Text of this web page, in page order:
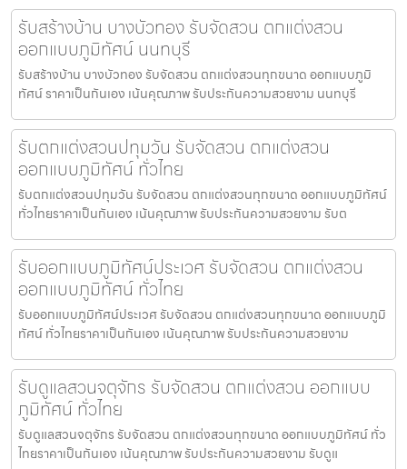
รับสร้างบ้าน บางบัวทอง รับจัดสวน ตกแต่งสวน
ออกแบบภูมิทัศน์ นนทบุรี
รับสร้างบ้าน บางบัวทอง รับจัดสวน ตกแต่งสวนทุกขนาด ออกแบบภูมิ
ทัศน์ ราคาเป็นกันเอง เน้นคุณภาพ รับประกันความสวยงาม นนทบุรี
รับตกแต่งสวนปทุมวัน รับจัดสวน ตกแต่งสวน
ออกแบบภูมิทัศน์ ทั่วไทย
รับตกแต่งสวนปทุมวัน รับจัดสวน ตกแต่งสวนทุกขนาด ออกแบบภูมิทัศน์
ทั่วไทยราคาเป็นกันเอง เน้นคุณภาพ รับประกันความสวยงาม รับต
รับออกแบบภูมิทัศน์ประเวศ รับจัดสวน ตกแต่งสวน
ออกแบบภูมิทัศน์ ทั่วไทย
รับออกแบบภูมิทัศน์ประเวศ รับจัดสวน ตกแต่งสวนทุกขนาด ออกแบบภูมิ
ทัศน์ ทั่วไทยราคาเป็นกันเอง เน้นคุณภาพ รับประกันความสวยงาม
รับดูแลสวนจตุจักร รับจัดสวน ตกแต่งสวน ออกแบบ
ภูมิทัศน์ ทั่วไทย
รับดูแลสวนจตุจักร รับจัดสวน ตกแต่งสวนทุกขนาด ออกแบบภูมิทัศน์ ทั่ว
ไทยราคาเป็นกันเอง เน้นคุณภาพ รับประกันความสวยงาม รับดูแ